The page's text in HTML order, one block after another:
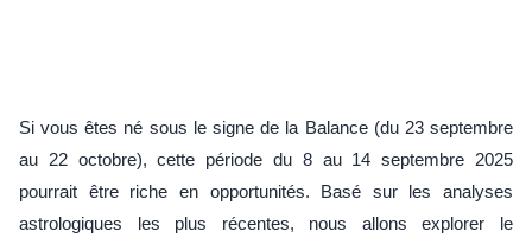
Si vous êtes né sous le signe de la Balance (du 23 septembre
au 22 octobre), cette période du 8 au 14 septembre 2025
pourrait être riche en opportunités. Basé sur les analyses
astrologiques les plus récentes, nous allons explorer le